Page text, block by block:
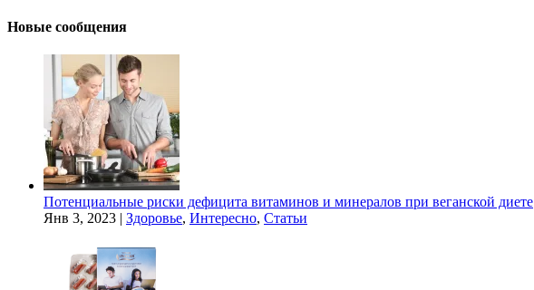
Новые сообщения
Потенциальные риски дефицита витаминов и минералов при веганской диете
Янв 3, 2023 | Здоровье, Интересно, Статьи